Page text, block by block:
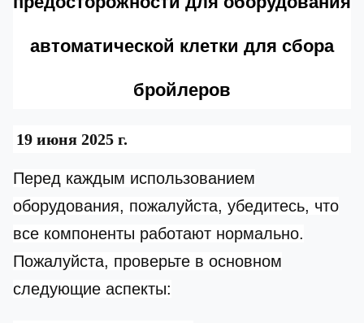
автоматической клетки для сбора
бройлеров
19 июня 2025 г.
Перед каждым использованием
оборудования, пожалуйста, убедитесь, что
все компоненты работают нормально.
Пожалуйста, проверьте в основном
следующие аспекты: